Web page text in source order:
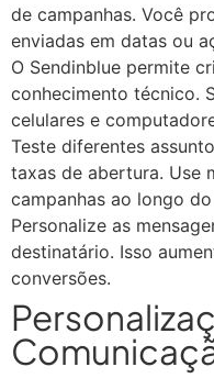
de campanhas. Você
enviadas em datas ou
O Sendinblue permite
conhecimento técnico.
celulares e
Teste diferentes
taxas de abertura. Use
campanhas ao longo
Personalize as
destinatário. Isso
conversões.